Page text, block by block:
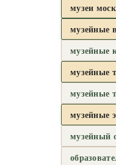
музеи
музейные
музейные
музейные
музейные
музейные
музейный